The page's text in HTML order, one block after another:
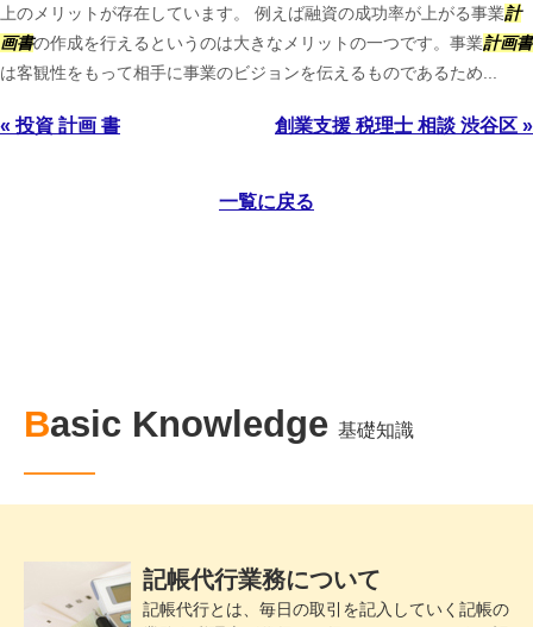
上のメリットが存在しています。 例えば融資の成功率が上がる事業計
画書の作成を行えるというのは大きなメリットの一つです。事業計画書
は客観性をもって相手に事業のビジョンを伝えるものであるため...
« 投資 計画 書 創業支援 税理士 相談 渋谷区 »
一覧に戻る
Basic Knowledge 基礎知識
記帳代行業務について
記帳代行とは、毎日の取引を記入していく記帳の